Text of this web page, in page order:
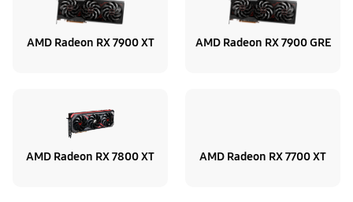
AMD Radeon RX 7900 XT AMD Radeon RX 7900 GRE
AMD Radeon RX 7800 XT AMD Radeon RX 7700 XT